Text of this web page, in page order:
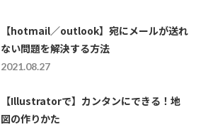
【hotmail／outlook】宛にメールが送れ
ない問題を解決する方法
2021.08.27
【Illustratorで】カンタンにできる！地
図の作りかた